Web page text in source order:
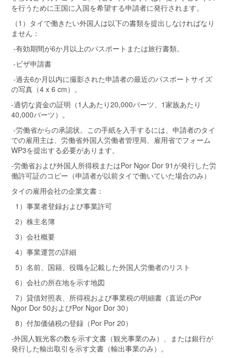
を行うために王国に入国を希望する申請者に発行されます。
（1）タイで働きたい外国人は以下の書類を提出しなければなり
ません：
-有効期間が6か月以上のパスポートまたは旅行書類。
-ビザ申請書
-過去6か月以内に撮影された申請者の最近のパスポートサイズ
の写真（4 x 6 cm）。
-適切な資金の証明（1人あたり20,000バーツ、1家族あたり
40,000バーツ）。
-労働省からの承認状。この手紙を入手するには、申請者のタイ
での雇用主は、労働省外国人労働者管理局、雇用省でフォーム
WP3を提出する必要があります。
-労働省および外国人所得税またはPor Ngor Dor 91が発行した労
働許可証のコピー（申請者が以前タイで働いていた場合のみ）
タイの雇用会社の企業文書：
1）事業者登録および事業許可
2）株主名簿
3）会社概要
4）事業運営の詳細
5）名前、国籍、役職を記載した外国人労働者のリスト
6）会社の所在地を示す地図
7）貸借対照表、所得税および事業税の明細書（直近のPor
Ngor Dor 50およびPor Ngor Dor 30）
8）付加価値税の登録（Por Por 20）
-外国人観光客の数を示す文書（観光事業のみ）、または銀行が
発行した輸出取引を示す文書（輸出事業のみ）。